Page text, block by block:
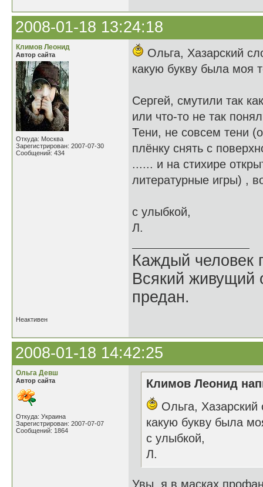
2008-01-18 13:24:18
Климов Леонид
Автор сайта
Откуда: Москва
Зарегистрирован: 2007-07-30
Сообщений: 434
Ольга, Хазарский
какую букву была моя
Сергей, смутили так
или что-то не так
Тени, не совсем тени
плёнку снять с
...... и на стихире
литературные игры) ,
с улыбкой,
Л.
Каждый человек
Всякий живущий
предан.
Неактивен
2008-01-18 14:42:25
Ольга Девш
Автор сайта
Откуда: Украина
Зарегистрирован: 2007-07-07
Сообщений: 1864
Климов Леонид
Ольга, Хазарский
какую букву была
с улыбкой,
Л.
Увы, я в масках